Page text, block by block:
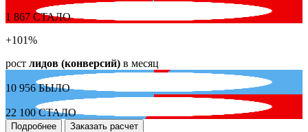
1 867 СТАЛО
+101%
рост лидов (конверсий) в месяц
10 956БЫЛО
22 100СТАЛО
Подробнее Заказать расчет